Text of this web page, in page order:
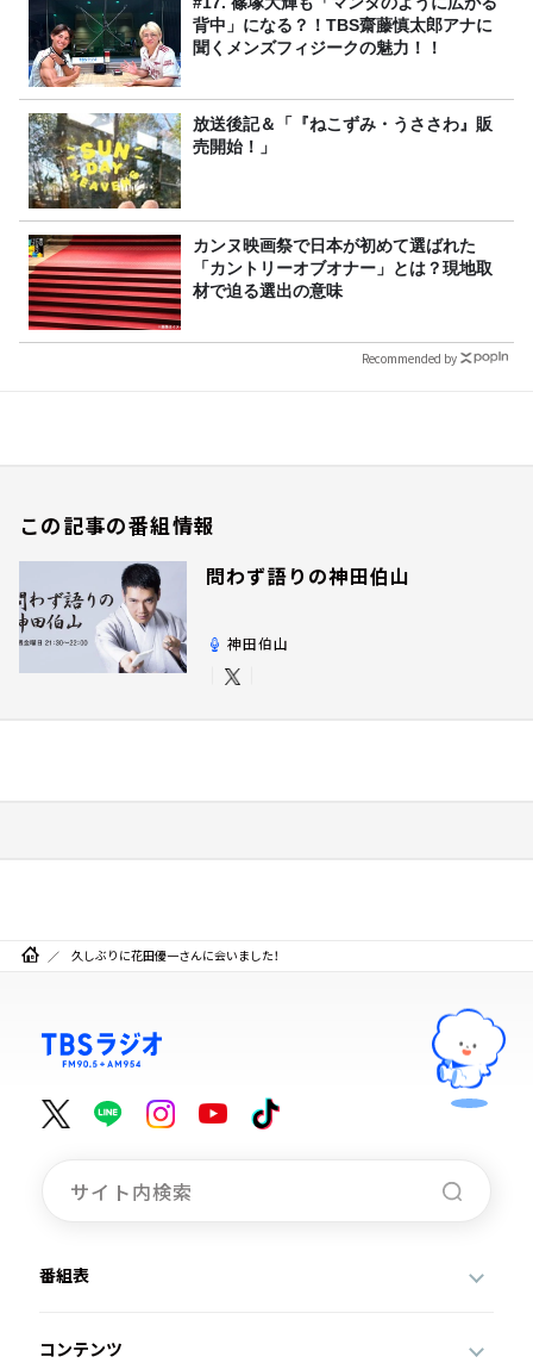
背中」になる？！TBS齋藤慎太郎アナに
聞くメンズフィジークの魅力！！
放送後記＆「『ねこずみ・うささわ』販
売開始！」
カンヌ映画祭で日本が初めて選ばれた
「カントリーオブオナー」とは？現地取
材で迫る選出の意味
Recommended by
この記事の番組情報
問わず語りの神田伯山
神田伯山
久しぶりに花田優一さんに会いました！
番組表
コンテンツ